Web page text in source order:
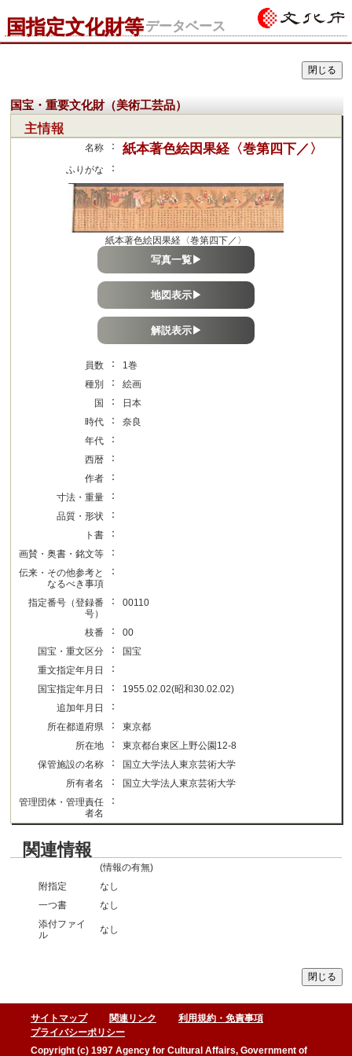
国指定文化財等データベース
国宝・重要文化財（美術工芸品）
主情報
名称 ： 紙本著色絵因果経〈巻第四下／〉
ふりがな ：
紙本著色絵因果経〈巻第四下／〉
写真一覧▶
地図表示▶
解説表示▶
員数 ：
1巻
種別
：
絵画
国
：
日本
時代
：
奈良
年代
：
西暦 ：
作者 ：
寸法・重量 ：
品質・形状 ：
ト書 ：
画賛・奥書・銘文等 ：
伝来・その他参考と
なるべき事項
：
指定番号（登録番
号）
： 00110
枝番 ：
00
国宝・重文区分
：
国宝
重文指定年月日
：
国宝指定年月日 ：
1955.02.02(昭和30.02.02)
追加年月日
：
所在都道府県 ：
東京都
所在地
：
東京都台東区上野公園12-8
保管施設の名称
：
国立大学法人東京芸術大学
所有者名
：
国立大学法人東京芸術大学
管理団体・管理責任
者名
：
関連情報
(情報の有無)
附指定
なし
一つ書
なし
添付ファイ
ル
なし
サイトマップ 関連リンク
利用規約・免責事項
プライバシーポリシー
Copyright (c) 1997 Agency for Cultural Affairs, Government of